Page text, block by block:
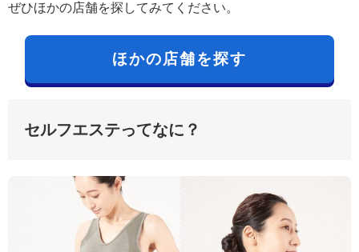
ぜひほかの店舗を探してみてください。
ほかの店舗を探す
セルフエステってなに？